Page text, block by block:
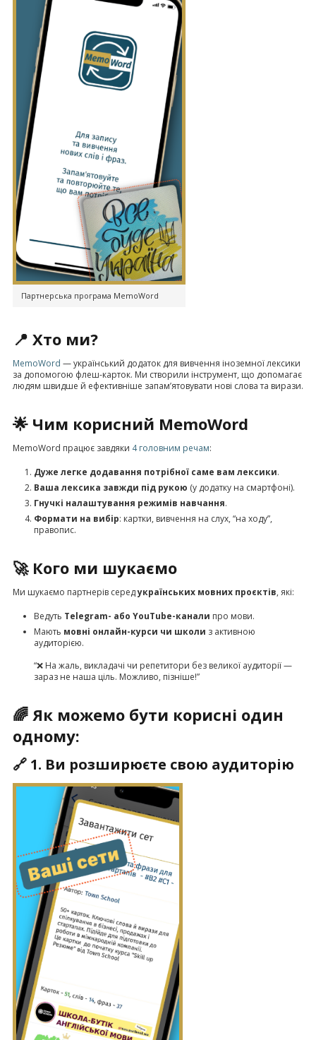
Партнерська програма MemoWord
📍 Хто ми?
MemoWord — український додаток для вивчення іноземної лексики
за допомогою флеш-карток. Ми створили інструмент, що допомагає
людям швидше й ефективніше запам’ятовувати нові слова та вирази.
🌟 Чим корисний MemoWord
MemoWord працює завдяки 4 головним речам:
Дуже легке додавання потрібної саме вам лексики.
Ваша лексика завжди під рукою (у додатку на смартфоні).
Гнучкі налаштування режимів навчання.
Формати на вибір: картки, вивчення на слух, “на ходу”,
правопис.
🚀 Кого ми шукаємо
Ми шукаємо партнерів середукраїнських мовних проєктів, які:
Ведуть Telegram- або YouTube-канали про мови.
Мають мовні онлайн-курси чи школи з активною
аудиторією.
“❌ На жаль, викладачі чи репетитори без великої аудиторії —
зараз не наша ціль. Можливо, пізніше!”
🌈 Як можемо бути корисні один
одному:
🔗 1. Ви розширюєте свою аудиторію